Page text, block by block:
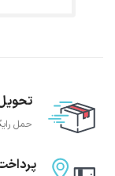
حمل رایگان